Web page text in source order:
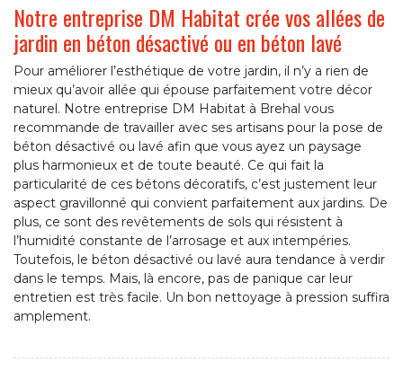
Notre entreprise DM Habitat crée vos allées de
jardin en béton désactivé ou en béton lavé
Pour améliorer l’esthétique de votre jardin, il n’y a rien de
mieux qu’avoir allée qui épouse parfaitement votre décor
naturel. Notre entreprise DM Habitat à Brehal vous
recommande de travailler avec ses artisans pour la pose de
béton désactivé ou lavé afin que vous ayez un paysage
plus harmonieux et de toute beauté. Ce qui fait la
particularité de ces bétons décoratifs, c’est justement leur
aspect gravillonné qui convient parfaitement aux jardins. De
plus, ce sont des revêtements de sols qui résistent à
l’humidité constante de l’arrosage et aux intempéries.
Toutefois, le béton désactivé ou lavé aura tendance à verdir
dans le temps. Mais, là encore, pas de panique car leur
entretien est très facile. Un bon nettoyage à pression suffira
amplement.